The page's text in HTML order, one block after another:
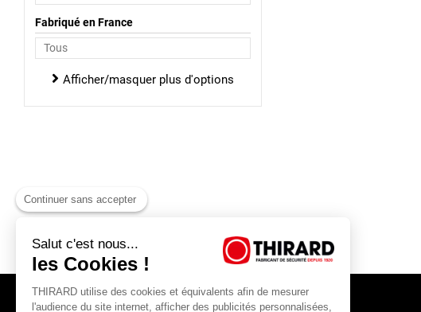
Fabriqué en France
Afficher/masquer plus d'options
Continuer sans accepter
Salut c'est nous...
les Cookies !
THIRARD utilise des cookies et équivalents afin de mesurer
l'audience du site internet, afficher des publicités personnalisées,